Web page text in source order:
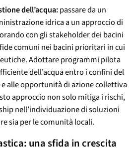
dell’acqua:passare da un
idrica a un approccio di
con gli stakeholder dei bacini
comuni nei bacini prioritari in cui
Adottare programmi pilota
dell’acqua entro i confini del
alle opportunità di azione collettiva
approccio non solo mitiga i rischi,
nell’individuazione di soluzioni
sia per le comunità locali.
una sfida in crescita